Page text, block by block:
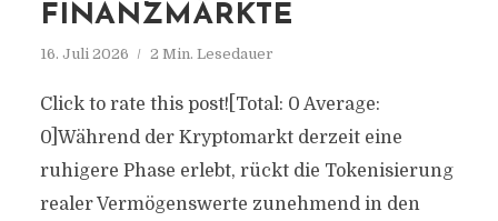
FINANZMÄRKTE
16. Juli 2026 2 Min. Lesedauer
Click to rate this post![Total: 0 Average:
0]Während der Kryptomarkt derzeit eine
ruhigere Phase erlebt, rückt die Tokenisierung
realer Vermögenswerte zunehmend in den